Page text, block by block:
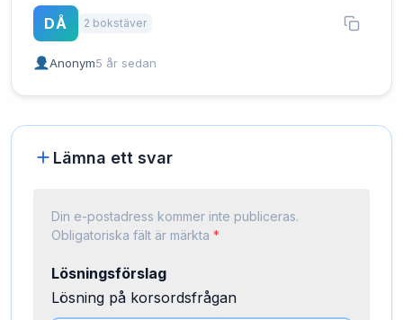
DÅ 2 bokstäver
Anonym5 år sedan
Lämna ett svar
Din e-postadress kommer inte publiceras.
Obligatoriska fält är märkta *
Lösningsförslag
Lösning på korsordsfrågan